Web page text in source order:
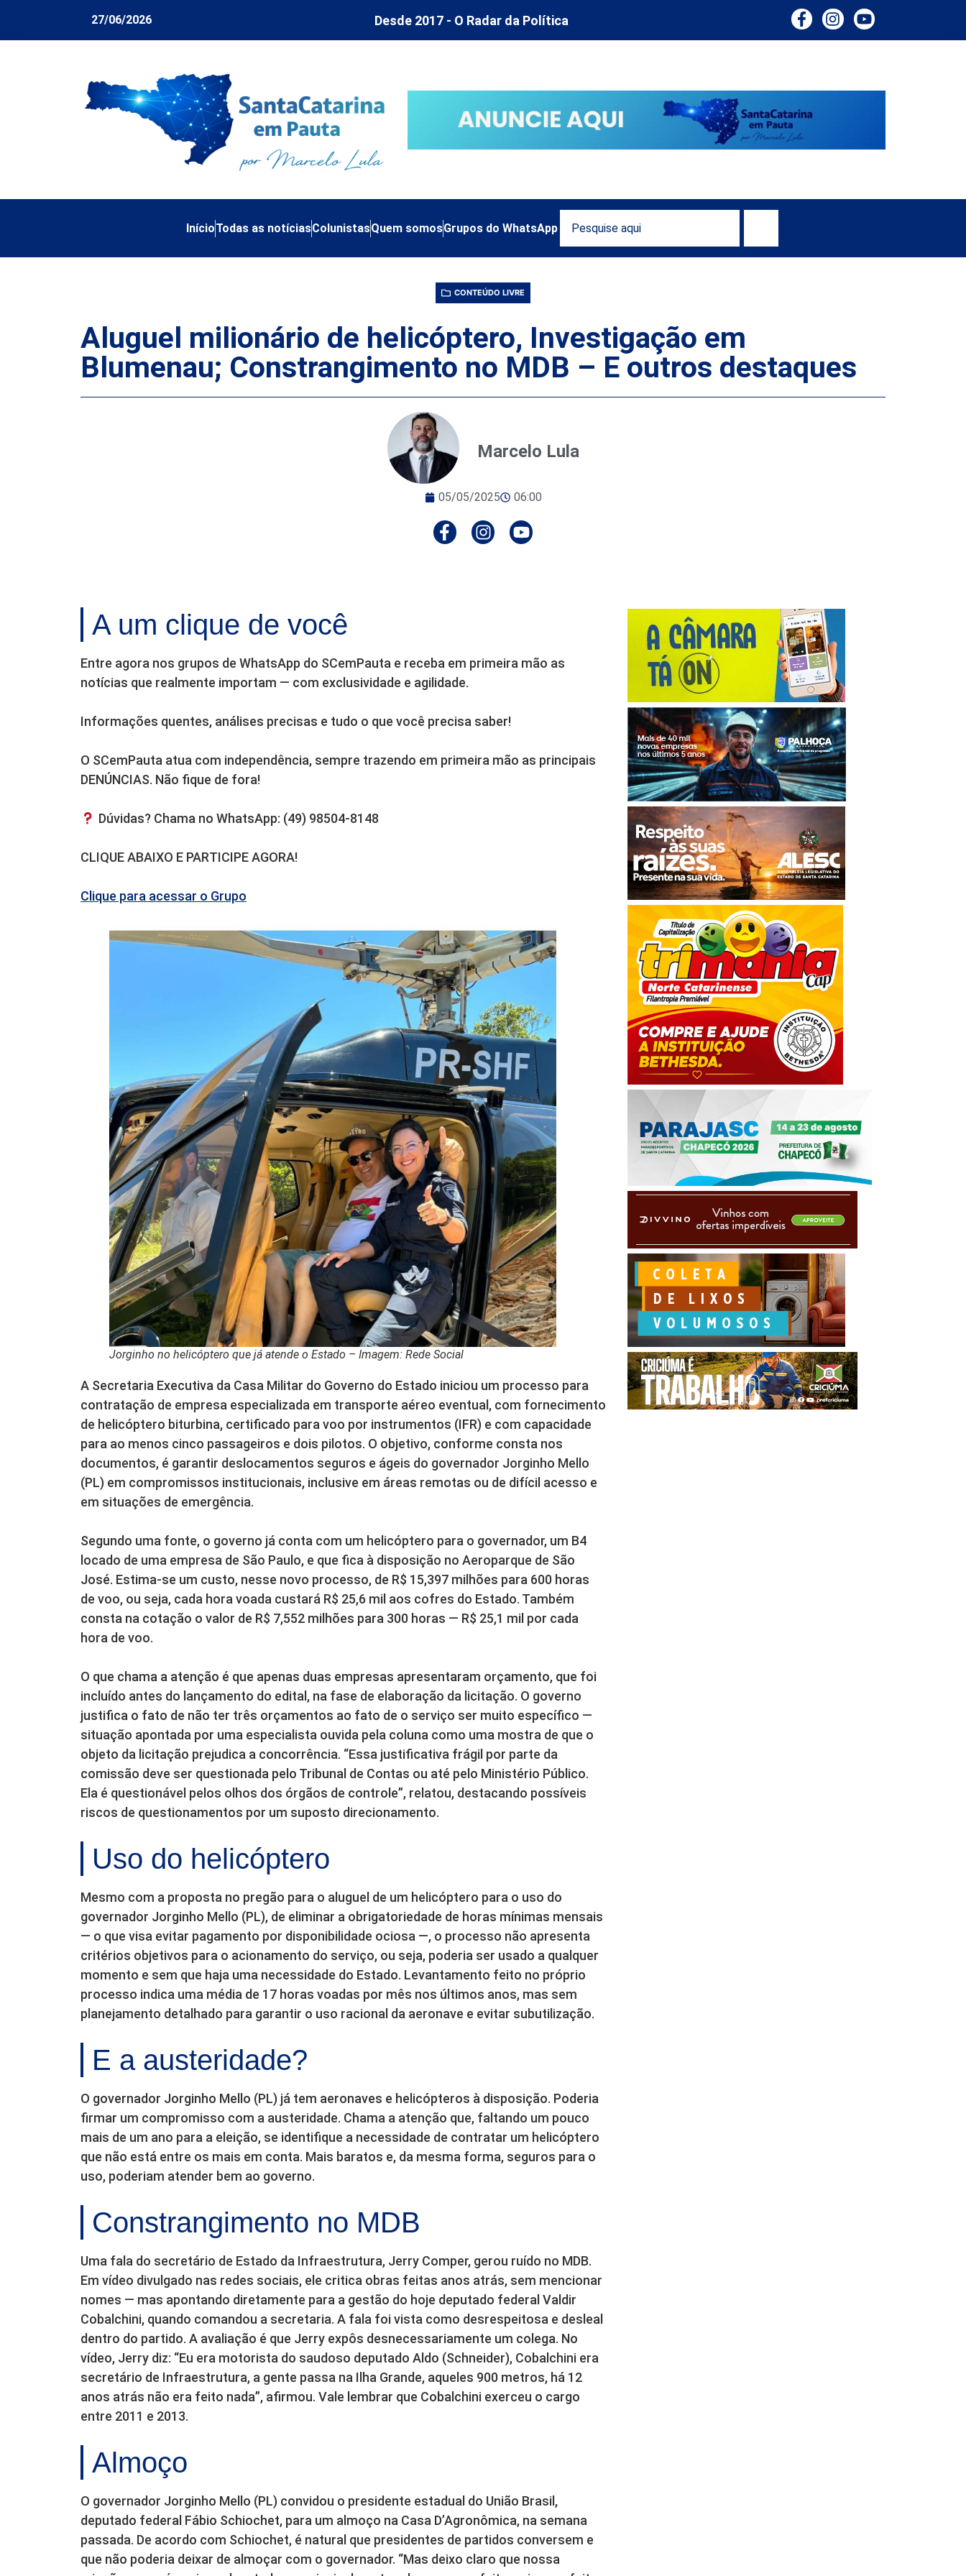
27/06/2026 Desde 2017 - O Radar da Política
InícioTodas as notíciasColunistasQuem somosGrupos do WhatsApp
CONTEÚDO LIVRE
Aluguel milionário de helicóptero, Investigação em
Blumenau; Constrangimento no MDB – E outros destaques
Marcelo Lula
05/05/2025 06:00
A um clique de você
Entre agora nos grupos de WhatsApp do SCemPauta e receba em primeira mão as
notícias que realmente importam — com exclusividade e agilidade.
Informações quentes, análises precisas e tudo o que você precisa saber!
O SCemPauta atua com independência, sempre trazendo em primeira mão as principais
DENÚNCIAS. Não fique de fora!
Dúvidas? Chama no WhatsApp: (49) 98504-8148
CLIQUE ABAIXO E PARTICIPE AGORA!
Clique para acessar o Grupo
Jorginho no helicóptero que já atende o Estado – Imagem: Rede Social
A Secretaria Executiva da Casa Militar do Governo do Estado iniciou um processo para
contratação de empresa especializada em transporte aéreo eventual, com fornecimento
de helicóptero biturbina, certificado para voo por instrumentos (IFR) e com capacidade
para ao menos cinco passageiros e dois pilotos. O objetivo, conforme consta nos
documentos, é garantir deslocamentos seguros e ágeis do governador Jorginho Mello
(PL) em compromissos institucionais, inclusive em áreas remotas ou de difícil acesso e
em situações de emergência.
Segundo uma fonte, o governo já conta com um helicóptero para o governador, um B4
locado de uma empresa de São Paulo, e que fica à disposição no Aeroparque de São
José. Estima-se um custo, nesse novo processo, de R$ 15,397 milhões para 600 horas
de voo, ou seja, cada hora voada custará R$ 25,6 mil aos cofres do Estado. Também
consta na cotação o valor de R$ 7,552 milhões para 300 horas — R$ 25,1 mil por cada
hora de voo.
O que chama a atenção é que apenas duas empresas apresentaram orçamento, que foi
incluído antes do lançamento do edital, na fase de elaboração da licitação. O governo
justifica o fato de não ter três orçamentos ao fato de o serviço ser muito específico —
situação apontada por uma especialista ouvida pela coluna como uma mostra de que o
objeto da licitação prejudica a concorrência. “Essa justificativa frágil por parte da
comissão deve ser questionada pelo Tribunal de Contas ou até pelo Ministério Público.
Ela é questionável pelos olhos dos órgãos de controle”, relatou, destacando possíveis
riscos de questionamentos por um suposto direcionamento.
Uso do helicóptero
Mesmo com a proposta no pregão para o aluguel de um helicóptero para o uso do
governador Jorginho Mello (PL), de eliminar a obrigatoriedade de horas mínimas mensais
— o que visa evitar pagamento por disponibilidade ociosa —, o processo não apresenta
critérios objetivos para o acionamento do serviço, ou seja, poderia ser usado a qualquer
momento e sem que haja uma necessidade do Estado. Levantamento feito no próprio
processo indica uma média de 17 horas voadas por mês nos últimos anos, mas sem
planejamento detalhado para garantir o uso racional da aeronave e evitar subutilização.
E a austeridade?
O governador Jorginho Mello (PL) já tem aeronaves e helicópteros à disposição. Poderia
firmar um compromisso com a austeridade. Chama a atenção que, faltando um pouco
mais de um ano para a eleição, se identifique a necessidade de contratar um helicóptero
que não está entre os mais em conta. Mais baratos e, da mesma forma, seguros para o
uso, poderiam atender bem ao governo.
Constrangimento no MDB
Uma fala do secretário de Estado da Infraestrutura, Jerry Comper, gerou ruído no MDB.
Em vídeo divulgado nas redes sociais, ele critica obras feitas anos atrás, sem mencionar
nomes — mas apontando diretamente para a gestão do hoje deputado federal Valdir
Cobalchini, quando comandou a secretaria. A fala foi vista como desrespeitosa e desleal
dentro do partido. A avaliação é que Jerry expôs desnecessariamente um colega. No
vídeo, Jerry diz: “Eu era motorista do saudoso deputado Aldo (Schneider), Cobalchini era
secretário de Infraestrutura, a gente passa na Ilha Grande, aqueles 900 metros, há 12
anos atrás não era feito nada”, afirmou. Vale lembrar que Cobalchini exerceu o cargo
entre 2011 e 2013.
Almoço
O governador Jorginho Mello (PL) convidou o presidente estadual do União Brasil,
deputado federal Fábio Schiochet, para um almoço na Casa D’Agronômica, na semana
passada. De acordo com Schiochet, é natural que presidentes de partidos conversem e
que não poderia deixar de almoçar com o governador. “Mas deixo claro que nossa